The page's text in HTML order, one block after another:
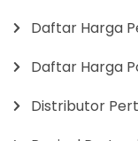
Daftar Harga
Daftar Harga
Distributor